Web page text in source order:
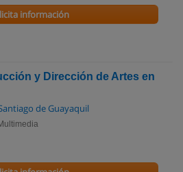
información
y Dirección de Artes en
de Guayaquil